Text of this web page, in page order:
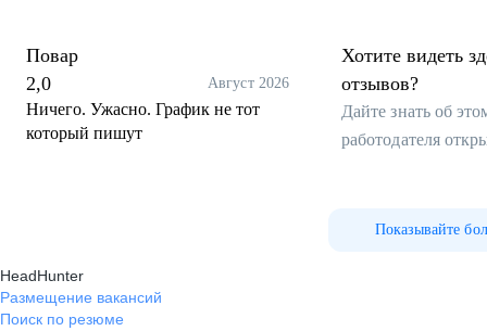
Повар
2,0
Август 2026
Ничего. Ужасно. График не тот
который пишут
Хотите видеть
отзывов?
Дайте знать об
работодателя
Показывайте
HeadHunter
Размещение вакансий
Поиск по резюме